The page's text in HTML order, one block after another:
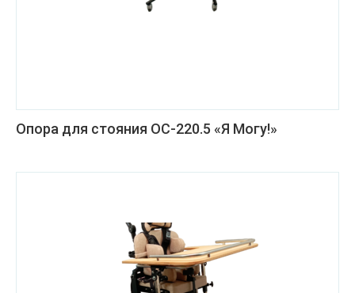
Опора для стояния ОС-220.5 «Я Могу!»